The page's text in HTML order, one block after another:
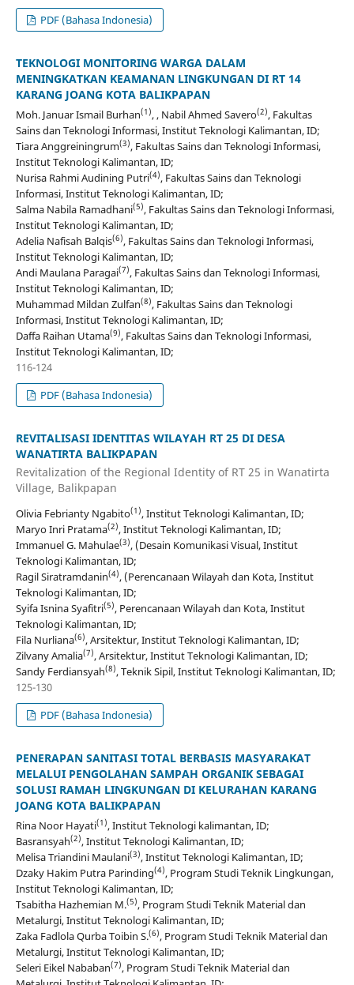
PDF (Bahasa Indonesia)
TEKNOLOGI MONITORING WARGA DALAM
MENINGKATKAN KEAMANAN LINGKUNGAN DI RT 14
KARANG JOANG KOTA BALIKPAPAN
Moh. Januar Ismail Burhan(1), , Nabil Ahmed Savero(2), Fakultas
Sains dan Teknologi Informasi, Institut Teknologi Kalimantan, ID;
Tiara Anggreiningrum(3), Fakultas Sains dan Teknologi Informasi,
Institut Teknologi Kalimantan, ID;
Nurisa Rahmi Audining Putri(4), Fakultas Sains dan Teknologi
Informasi, Institut Teknologi Kalimantan, ID;
Salma Nabila Ramadhani(5), Fakultas Sains dan Teknologi Informasi,
Institut Teknologi Kalimantan, ID;
Adelia Nafisah Balqis(6), Fakultas Sains dan Teknologi Informasi,
Institut Teknologi Kalimantan, ID;
Andi Maulana Paragai(7), Fakultas Sains dan Teknologi Informasi,
Institut Teknologi Kalimantan, ID;
Muhammad Mildan Zulfan(8), Fakultas Sains dan Teknologi
Informasi, Institut Teknologi Kalimantan, ID;
Daffa Raihan Utama(9), Fakultas Sains dan Teknologi Informasi,
Institut Teknologi Kalimantan, ID;
116-124
PDF (Bahasa Indonesia)
REVITALISASI IDENTITAS WILAYAH RT 25 DI DESA
WANATIRTA BALIKPAPAN
Revitalization of the Regional Identity of RT 25 in Wanatirta
Village, Balikpapan
Olivia Febrianty Ngabito(1), Institut Teknologi Kalimantan, ID;
Maryo Inri Pratama(2), Institut Teknologi Kalimantan, ID;
Immanuel G. Mahulae(3), (Desain Komunikasi Visual, Institut
Teknologi Kalimantan, ID;
Ragil Siratramdanin(4), (Perencanaan Wilayah dan Kota, Institut
Teknologi Kalimantan, ID;
Syifa Isnina Syafitri(5), Perencanaan Wilayah dan Kota, Institut
Teknologi Kalimantan, ID;
Fila Nurliana(6), Arsitektur, Institut Teknologi Kalimantan, ID;
Zilvany Amalia(7), Arsitektur, Institut Teknologi Kalimantan, ID;
Sandy Ferdiansyah(8), Teknik Sipil, Institut Teknologi Kalimantan, ID;
125-130
PDF (Bahasa Indonesia)
PENERAPAN SANITASI TOTAL BERBASIS MASYARAKAT
MELALUI PENGOLAHAN SAMPAH ORGANIK SEBAGAI
SOLUSI RAMAH LINGKUNGAN DI KELURAHAN KARANG
JOANG KOTA BALIKPAPAN
Rina Noor Hayati(1), Institut Teknologi kalimantan, ID;
Basransyah(2), Institut Teknologi Kalimantan, ID;
Melisa Triandini Maulani(3), Institut Teknologi Kalimantan, ID;
Dzaky Hakim Putra Parinding(4), Program Studi Teknik Lingkungan,
Institut Teknologi Kalimantan, ID;
Tsabitha Hazhemian M.(5), Program Studi Teknik Material dan
Metalurgi, Institut Teknologi Kalimantan, ID;
Zaka Fadlola Qurba Toibin S.(6), Program Studi Teknik Material dan
Metalurgi, Institut Teknologi Kalimantan, ID;
Seleri Eikel Nababan(7), Program Studi Teknik Material dan